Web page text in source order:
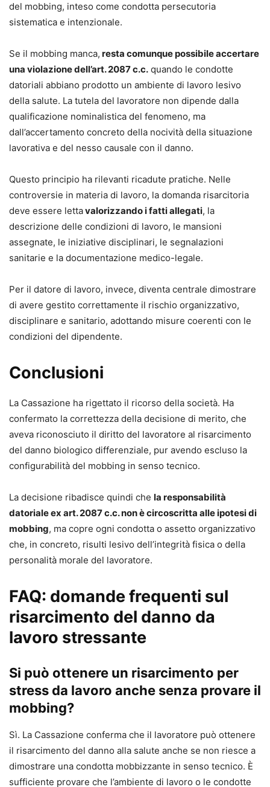
del mobbing, inteso come condotta persecutoria
sistematica e intenzionale.
Se il mobbing manca, resta comunque possibile accertare
una violazione dell’art. 2087 c.c. quando le condotte
datoriali abbiano prodotto un ambiente di lavoro lesivo
della salute. La tutela del lavoratore non dipende dalla
qualificazione nominalistica del fenomeno, ma
dall’accertamento concreto della nocività della situazione
lavorativa e del nesso causale con il danno.
Questo principio ha rilevanti ricadute pratiche. Nelle
controversie in materia di lavoro, la domanda risarcitoria
deve essere lettavalorizzando i fatti allegati, la
descrizione delle condizioni di lavoro, le mansioni
assegnate, le iniziative disciplinari, le segnalazioni
sanitarie e la documentazione medico-legale.
Per il datore di lavoro, invece, diventa centrale dimostrare
di avere gestito correttamente il rischio organizzativo,
disciplinare e sanitario, adottando misure coerenti con le
condizioni del dipendente.
Conclusioni
La Cassazione ha rigettato il ricorso della società. Ha
confermato la correttezza della decisione di merito, che
aveva riconosciuto il diritto del lavoratore al risarcimento
del danno biologico differenziale, pur avendo escluso la
configurabilità del mobbing in senso tecnico.
La decisione ribadisce quindi che la responsabilità
datoriale ex art. 2087 c.c. non è circoscritta alle ipotesi di
mobbing, ma copre ogni condotta o assetto organizzativo
che, in concreto, risulti lesivo dell’integrità fisica o della
personalità morale del lavoratore.
FAQ: domande frequenti sul
risarcimento del danno da
lavoro stressante
Si può ottenere un risarcimento per
stress da lavoro anche senza provare il
mobbing?
Sì. La Cassazione conferma che il lavoratore può ottenere
il risarcimento del danno alla salute anche se non riesce a
dimostrare una condotta mobbizzante in senso tecnico. È
sufficiente provare che l’ambiente di lavoro o le condotte